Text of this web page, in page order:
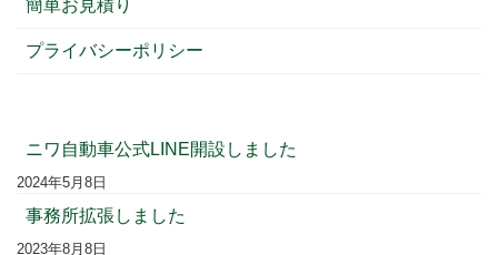
簡単お見積り
プライバシーポリシー
ニワ自動車公式LINE開設しました
2024年5月8日
事務所拡張しました
2023年8月8日